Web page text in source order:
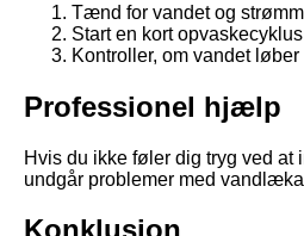
Tænd for vandet og
Start en kort
Kontroller, om vandet
Professionel hjælp
Hvis du ikke føler dig tryg ved
undgår problemer med